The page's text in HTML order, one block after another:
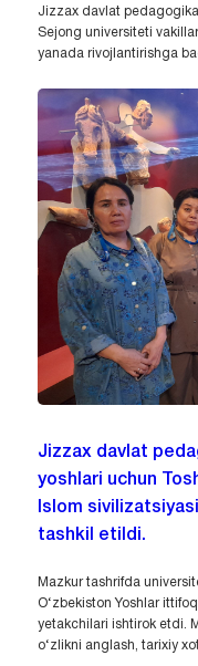
Jizzax davlat
Sejong universiteti
yanada rivojlantirishga
Jizzax davlat
yoshlari uchun
Islom
tashkil etildi.
Mazkur tashrifda
O‘zbekiston Yoshlar
yetakchilari ishtirok etdi.
o‘zlikni anglash, tarixiy